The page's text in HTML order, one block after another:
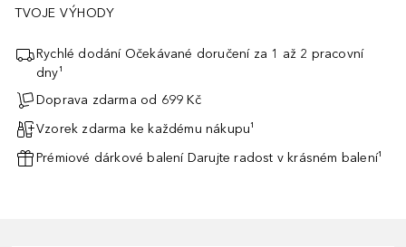
TVOJE VÝHODY
Rychlé dodání Očekávané doručení za 1 až 2 pracovní
dny¹
Doprava zdarma od 699 Kč
Vzorek zdarma ke každému nákupu¹
Prémiové dárkové balení Darujte radost v krásném balení¹